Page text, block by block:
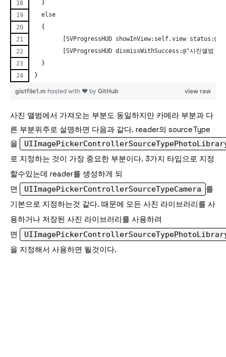
  }
  else
  {
[SVProgressHUD showInView:self.view status:@"사
[SVProgressHUD dismissWithSuccess:@"사진앨범
  }
}
view raw
gistfile1.m hosted with ❤ by GitHub
사진 앨범에서 가져오는 부분도 동일하지만 카메라 부분과 다
른 부분위주로 설명하면 다음과 같다. reader의 sourceType
을
로 지정하는 것이 가장 중요한 부분이다. 3가지 타입으로 지정
할수있는데 reader를 생성하게 되
면
UIImagePickerControllerSourceTypeCamera
를
기본으로 지정하는것 같다. 때문에 모든 사진 라이브러리를 사
용하거나 저장된 사진 라이브러리를 사용하려
면
을 지정해서 사용하면 될것이다.